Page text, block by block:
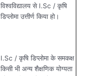
विश्वविद्यालय से I.Sc / कृषि
डिप्लोमा उत्तीर्ण किया हो।
I.Sc / कृषि डिप्लोमा के समकक्ष
किसी भी अन्य शैक्षणिक योग्यता